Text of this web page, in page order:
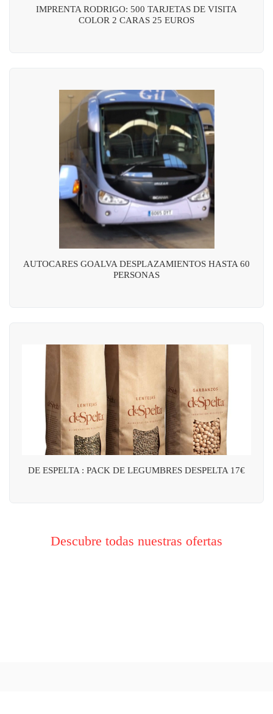
IMPRENTA RODRIGO: 500 TARJETAS DE VISITA
COLOR 2 CARAS 25 EUROS
AUTOCARES GOALVA DESPLAZAMIENTOS HASTA 60
PERSONAS
DE ESPELTA : PACK DE LEGUMBRES DESPELTA 17€
Descubre todas nuestras ofertas